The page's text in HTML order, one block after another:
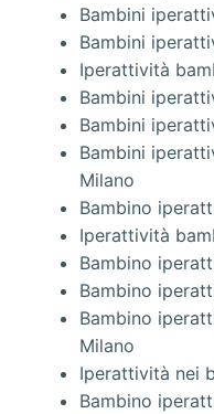
Bambini
Bambini
Iperattività
Bambini
Bambini
Bambini
Milano
Bambino
Iperattività
Bambino
Bambino
Bambino
Milano
Iperattività nei
Bambino